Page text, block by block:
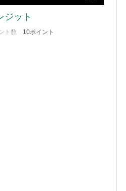
ジット
ト数 10ポイント